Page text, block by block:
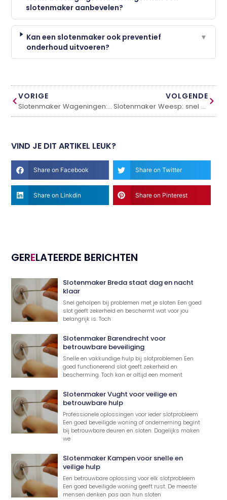
slotenmaker aanbevelen?
Kan een slotenmaker ook preventief
onderhoud uitvoeren?
▼
VORIGE
Slotenmaker Wageningen: snel en professioneel geholpen
VOLGENDE
Slotenmaker Weesp: snel en betrouwbaar geholpen
VIND JE DIT ARTIKEL LEUK?
Share on Facebook Share on Twitter
Share on Linkdin Share on Pinterest
GERELATEERDE BERICHTEN
Slotenmaker Breda staat dag en nacht
klaar
Snel geholpen bij problemen met je sloten Een goed
slot geeft zekerheid en beschermt wat voor jou
belangrijk is. Toch
Slotenmaker Barendrecht voor
betrouwbare beveiliging
Snelle en vakkundige hulp bij slotproblemen Een
goed functionerend slot geeft zekerheid en
bescherming. Toch kan er altijd een moment
Slotenmaker Vught voor veilige en
betrouwbare hulp
Professionele oplossingen voor ieder slotprobleem
Een goed beveiligde woning of onderneming begint
bij betrouwbare deuren en sloten. Dagelijks maken
we
Slotenmaker Kampen voor snelle en
veilige hulp
Een betrouwbare oplossing voor elk slotprobleem
Een goed beveiligde woning geeft rust. De meeste
mensen denken pas aan hun sloten